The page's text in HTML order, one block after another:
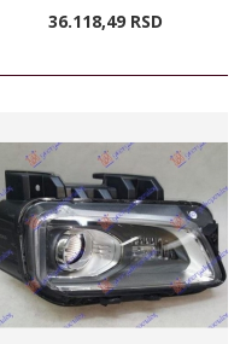
36.118,49 RSD